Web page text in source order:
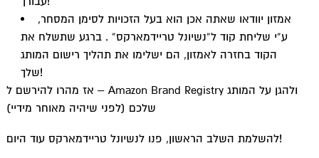
אמזון יוודאו שאתה אכן הוא בעל הזכויות לסימן המסחר,
ע”י שליחת קוד ל”נשיונל טריידמארקס” . ברגע שתשלח את
הקוד בחזרה לאמזון, הם ישלימו את תהליך רישום המותג
שלך!
אז מהרו להירשם ל – Amazon Brand Registry ולהגן על המותג
שלכם (לפני שיהיה מאוחר מידיי)
להשלמת השלב הראשון, פנו לנשיונל טריידמארקס עוד היום!